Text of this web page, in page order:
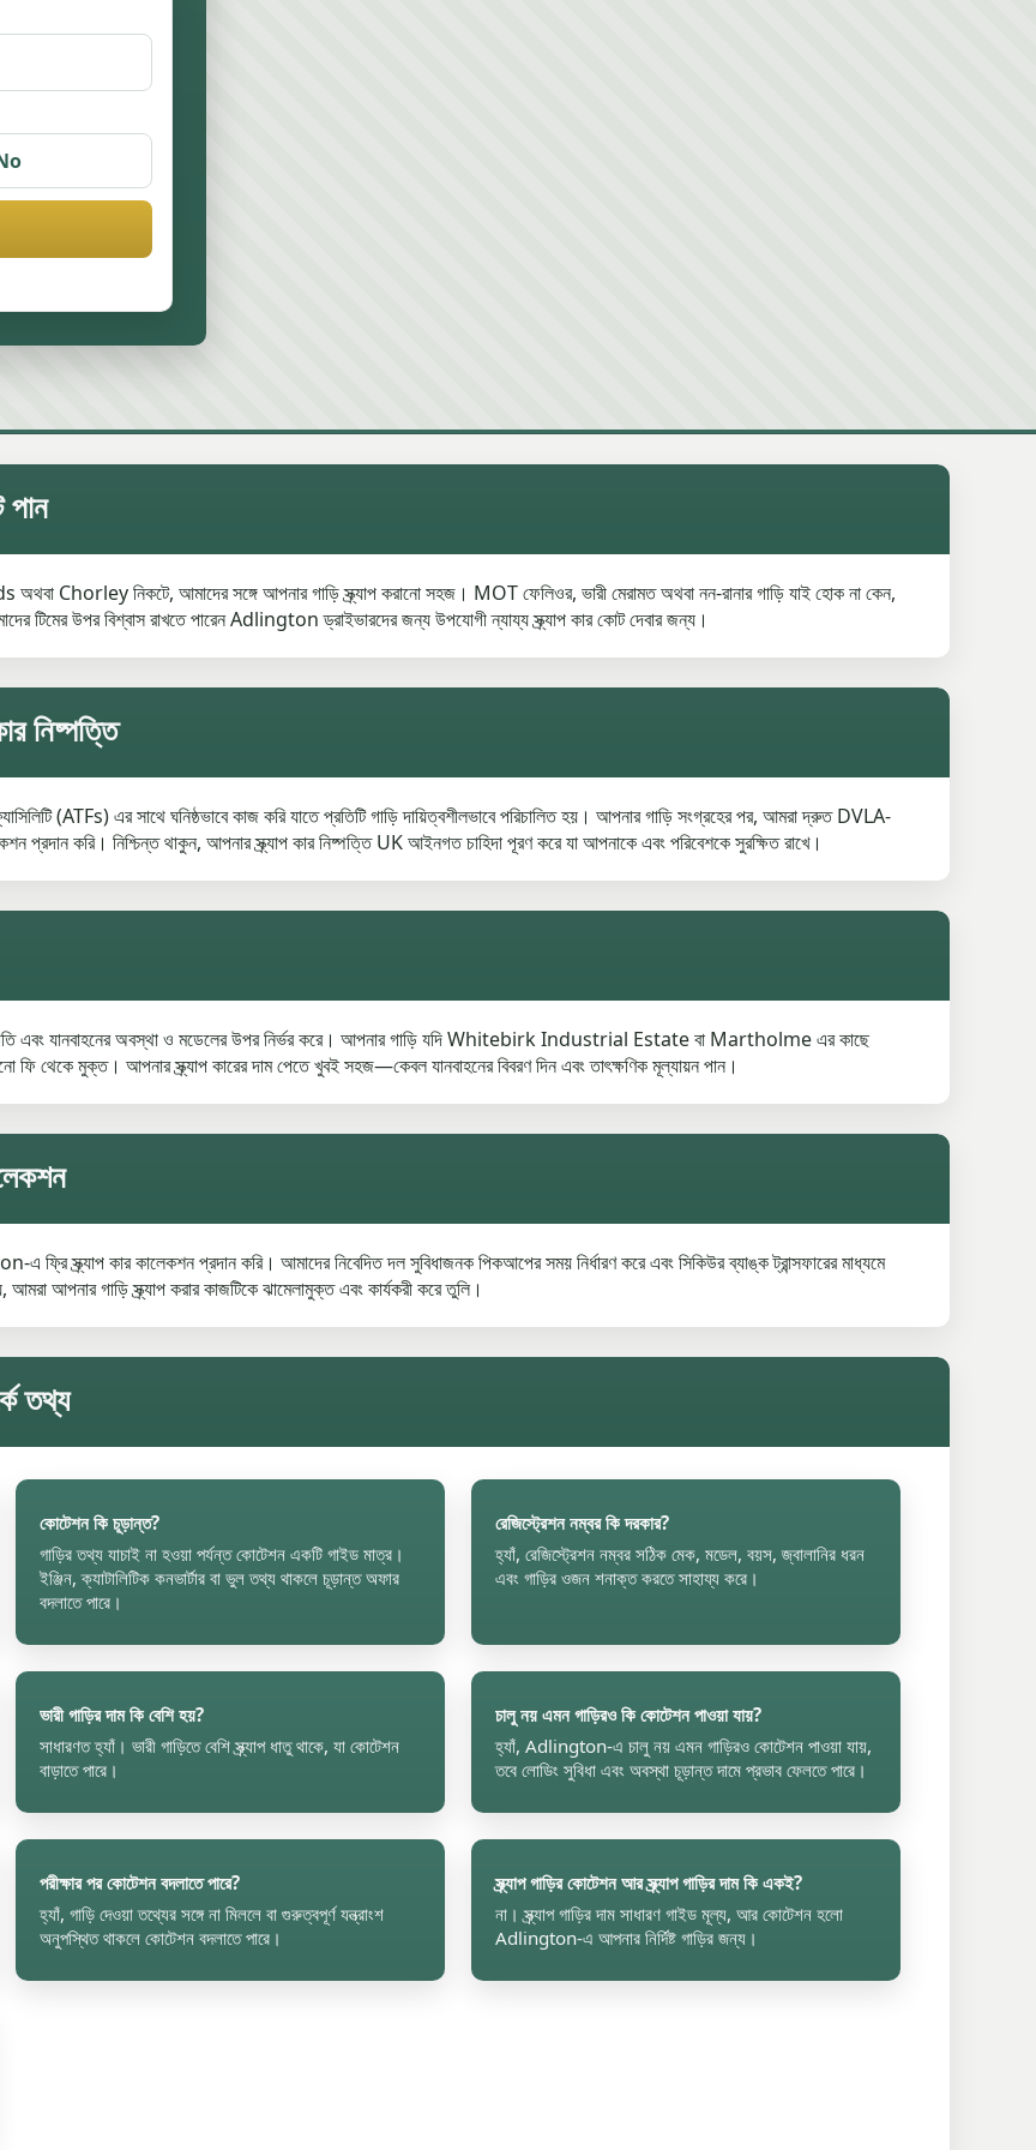
নিকটে, আমাদের সঙ্গে আপনার গাড়ি স্ক্র্যাপ করানো সহজ। MOT ফেলিওর, ভারী মেরামত অথবা নন-রানার গাড়ি যাই হোক না কেন,
টিমের উপর বিশ্বাস রাখতে পারেন Adlington ড্রাইভারদের জন্য উপযোগী ন্যায্য স্ক্র্যাপ কার কোট দেবার জন্য।
নিষ্পত্তি
(ATFs) এর সাথে ঘনিষ্ঠভাবে কাজ করি যাতে প্রতিটি গাড়ি দায়িত্বশীলভাবে পরিচালিত হয়। আপনার গাড়ি সংগ্রহের পর, আমরা দ্রুত DVLA-
প্রদান করি। নিশ্চিন্ত থাকুন, আপনার স্ক্র্যাপ কার নিষ্পত্তি UK আইনগত চাহিদা পূরণ করে যা আপনাকে এবং পরিবেশকে সুরক্ষিত রাখে।
এবং যানবাহনের অবস্থা ও মডেলের উপর নির্ভর করে। আপনার গাড়ি যদি Whitebirk Industrial Estate বা Martholme এর কাছে
থেকে মুক্ত। আপনার স্ক্র্যাপ কারের দাম পেতে খুবই সহজ—কেবল যানবাহনের বিবরণ দিন এবং তাৎক্ষণিক মূল্যায়ন পান।
কার কালেকশন প্রদান করি। আমাদের নিবেদিত দল সুবিধাজনক পিকআপের সময় নির্ধারণ করে এবং সিকিউর ব্যাঙ্ক ট্রান্সফারের মাধ্যমে
আপনার গাড়ি স্ক্র্যাপ করার কাজটিকে ঝামেলামুক্ত এবং কার্যকরী করে তুলি।
তথ্য
কোটেশন কি চূড়ান্ত?
গাড়ির তথ্য যাচাই না হওয়া পর্যন্ত কোটেশন একটি গাইড মাত্র।
ইঞ্জিন, ক্যাটালিটিক কনভার্টার বা ভুল তথ্য থাকলে চূড়ান্ত অফার
বদলাতে পারে।
রেজিস্ট্রেশন নম্বর কি দরকার?
হ্যাঁ, রেজিস্ট্রেশন নম্বর সঠিক মেক, মডেল, বয়স, জ্বালানির ধরন
এবং গাড়ির ওজন শনাক্ত করতে সাহায্য করে।
ভারী গাড়ির দাম কি বেশি হয়?
সাধারণত হ্যাঁ। ভারী গাড়িতে বেশি স্ক্র্যাপ ধাতু থাকে, যা কোটেশন
বাড়াতে পারে।
চালু নয় এমন গাড়িরও কি কোটেশন পাওয়া যায়?
হ্যাঁ, Adlington-এ চালু নয় এমন গাড়িরও কোটেশন পাওয়া যায়,
তবে লোডিং সুবিধা এবং অবস্থা চূড়ান্ত দামে প্রভাব ফেলতে পারে।
পরীক্ষার পর কোটেশন বদলাতে পারে?
হ্যাঁ, গাড়ি দেওয়া তথ্যের সঙ্গে না মিললে বা গুরুত্বপূর্ণ যন্ত্রাংশ
অনুপস্থিত থাকলে কোটেশন বদলাতে পারে।
স্ক্র্যাপ গাড়ির কোটেশন আর স্ক্র্যাপ গাড়ির দাম কি একই?
না। স্ক্র্যাপ গাড়ির দাম সাধারণ গাইড মূল্য, আর কোটেশন হলো
Adlington-এ আপনার নির্দিষ্ট গাড়ির জন্য।